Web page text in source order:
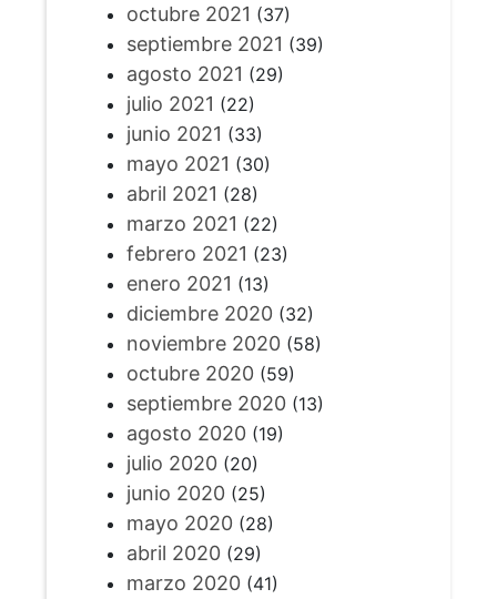
octubre 2021 (37)
septiembre 2021 (39)
agosto 2021 (29)
julio 2021 (22)
junio 2021 (33)
mayo 2021 (30)
abril 2021 (28)
marzo 2021 (22)
febrero 2021 (23)
enero 2021 (13)
diciembre 2020(32)
noviembre 2020(58)
octubre 2020(59)
septiembre 2020(13)
agosto 2020(19)
julio 2020(20)
junio 2020(25)
mayo 2020(28)
abril 2020(29)
marzo 2020(41)